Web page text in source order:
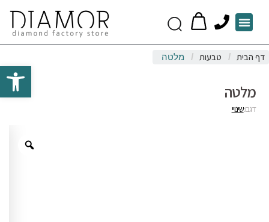
Open toolbar
P
o
n
Menu
דף הבית / טבעות / מלטה
מלטה
דגם:שינויי